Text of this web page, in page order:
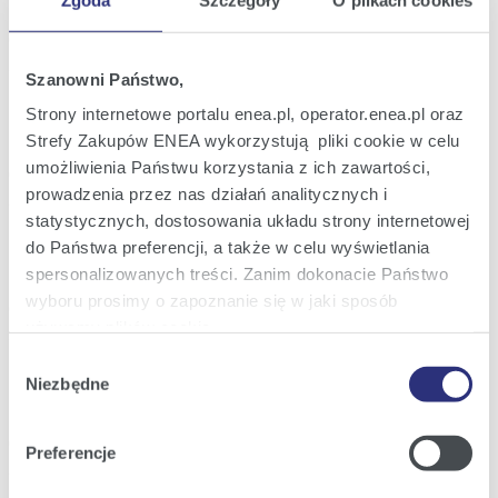
Szanowni Państwo,
Strony internetowe portalu enea.pl, operator.enea.pl oraz
Strefy Zakupów ENEA wykorzystują pliki cookie w celu
umożliwienia Państwu korzystania z ich zawartości,
prowadzenia przez nas działań analitycznych i
statystycznych, dostosowania układu strony internetowej
do Państwa preferencji, a także w celu wyświetlania
spersonalizowanych treści. Zanim dokonacie Państwo
wyboru prosimy o zapoznanie się w jaki sposób
Szczegółowe informacje na ten temat znajdziecie
Polityce
zgody
Niezbędne
Preferencje
2026
13:50
08
maj
2026
15:17
Rozszerzenie na wniosek Akcjonariusza
porządku obrad Zwyczajnego Walnego
Zgromadzenia Enea S.A., zwołanego na
dzień 28 maja 2026 r.
07
maj
2026
18:35
Raport bieżący nr 17/2026
Informacja w sprawie wstępnych wyników
finansowych i operacyjnych za I kwartał
2026 roku
06
maj
16:35
Uzupełnienie informacji nt. powołanych